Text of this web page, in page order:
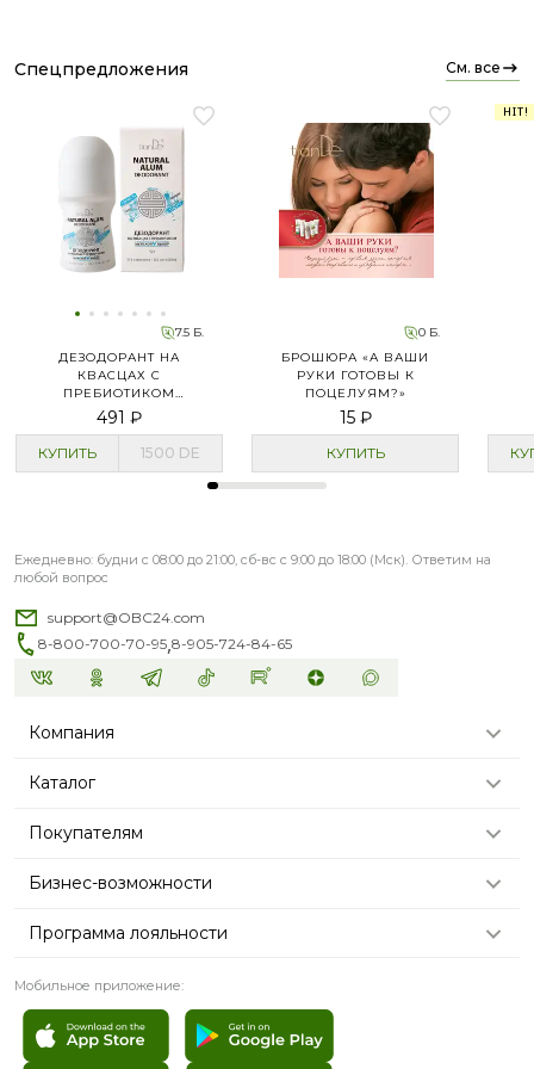
спецпредложения см. все
7.5 Б.
ДЕЗОДОРАНТ НА
КВАСЦАХ С
ПРЕБИОТИКОМ
«МУЖСКОЙ ВЫБОР»,
СВЕЖЕСТЬ
491 ₽
КУПИТЬ 1500 DE
0 Б.
БРОШЮРА «А ВАШИ
РУКИ ГОТОВЫ К
ПОЦЕЛУЯМ?»
15 ₽
КУПИТЬ
HIT!
Ежедневно: будни с 08:00 до 21:00, сб-вс с 9:00 до 18:00 (Мск). Ответим на
любой вопрос
support@OBC24.com
8-800-700-70-95,8-905-724-84-65
Компания
Каталог
Покупателям
Бизнес-возможности
Программа лояльности
Мобильное приложение: